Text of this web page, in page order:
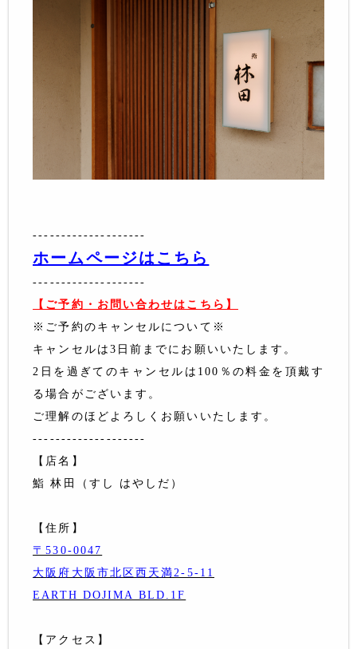
--------------------
ホームページはこちら
--------------------
【ご予約・お問い合わせはこちら】
※ご予約のキャンセルについて※
キャンセルは3日前までにお願いいたします。
2日を過ぎてのキャンセルは100％の料金を頂戴す
る場合がございます。
ご理解のほどよろしくお願いいたします。
--------------------
【店名】
鮨 林田（すし はやしだ）
【住所】
〒530-0047
大阪府大阪市北区西天満2-5-11
EARTH DOJIMA BLD.1F
【アクセス】